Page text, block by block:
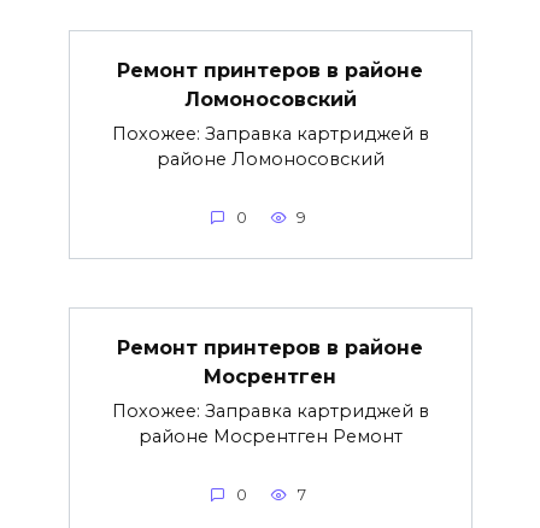
Ремонт принтеров в районе
Ломоносовский
Похожее: Заправка картриджей в
районе Ломоносовский
0 9
Ремонт принтеров в районе
Мосрентген
Похожее: Заправка картриджей в
районе Мосрентген Ремонт
0 7